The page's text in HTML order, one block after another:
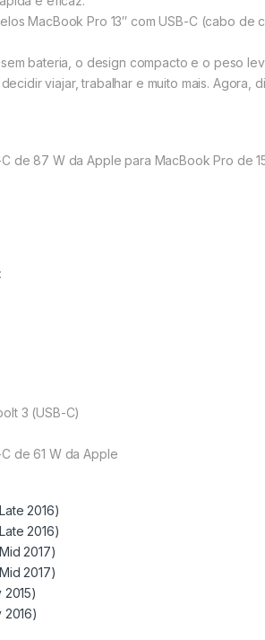
MacBook Pro 13″ com USB-C (cabo de
bateria, o design compacto e o peso
viajar, trabalhar e muito mais. Agora,
de 87 W da Apple para MacBook Pro de
3 (USB-C)
de 61 W da Apple
2016)
2016)
2017)
2017)
2015)
2016)